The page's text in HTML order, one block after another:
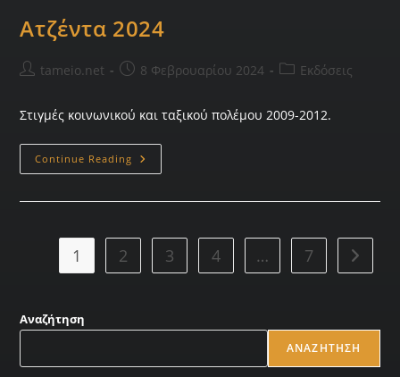
Ατζέντα 2024
tameio.net 8 Φεβρουαρίου 2024 Εκδόσεις
Στιγμές κοινωνικού και ταξικού πολέμου 2009-2012.
Continue Reading
1 2 3 4 … 7
Αναζήτηση
ΑΝΑΖΉΤΗΣΗ